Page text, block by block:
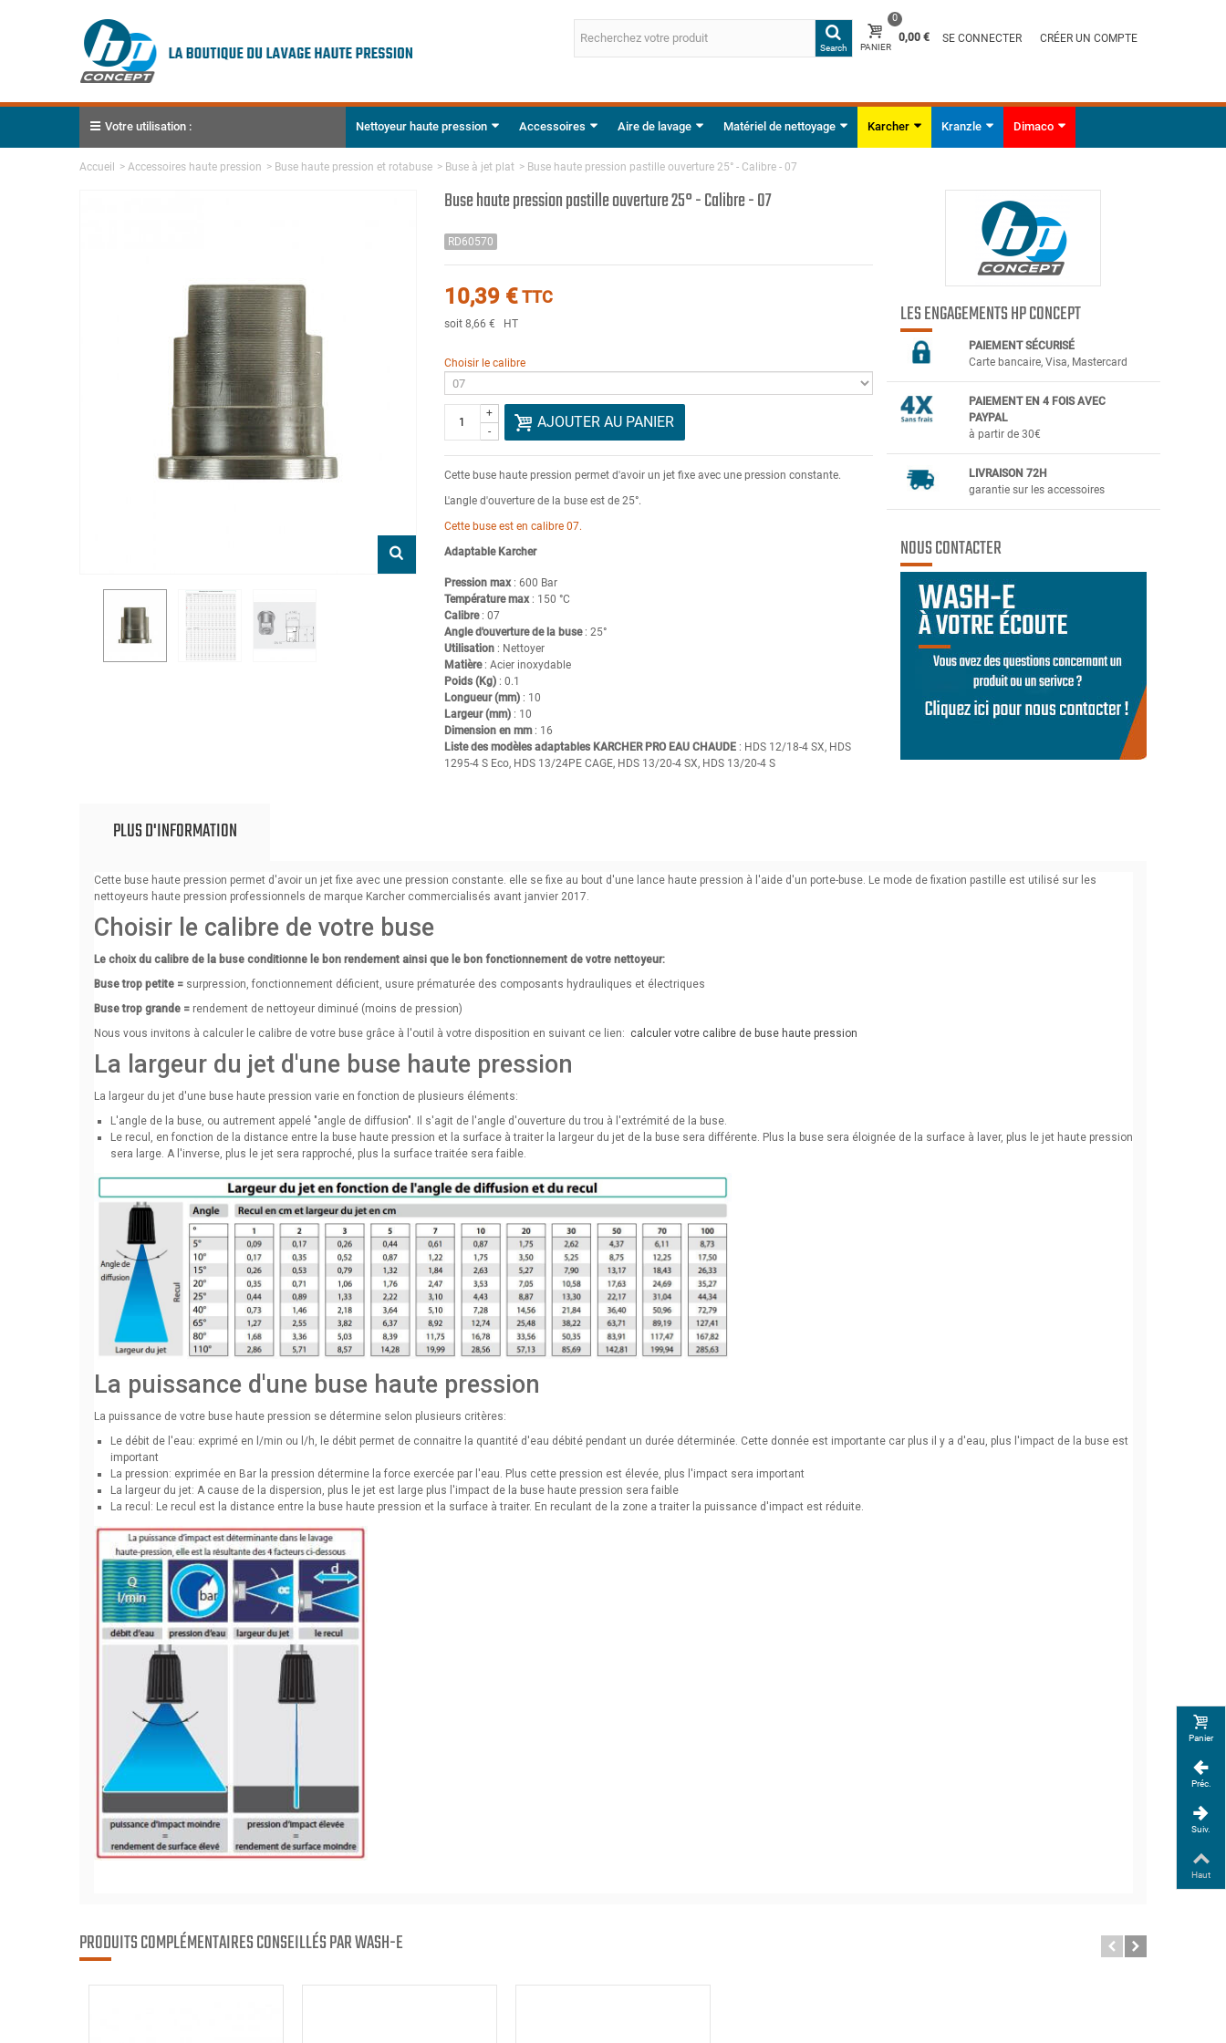
Search PANIER
0
0,00 € SE CONNECTER CRÉER UN COMPTE
Votre utilisation : Nettoyeur haute pression Accessoires Aire de lavage Matériel de nettoyage Karcher Kranzle Dimaco
Accueil > Accessoires haute pression > Buse haute pression et rotabuse > Buse à jet plat > Buse haute pression pastille ouverture 25° - Calibre - 07
Buse haute pression pastille ouverture 25° - Calibre - 07
RD60570
10,39 €TTC
soit 8,66 € HT
Choisir le calibre
-
+ AJOUTER AU PANIER
Cette buse haute pression permet d'avoir un jet fixe avec une pression constante.
L'angle d'ouverture de la buse est de 25°.
Cette buse est en calibre 07.
Adaptable Karcher
Pression max: 600 Bar
Température max: 150 °C
Calibre: 07
Angle d'ouverture de la buse: 25°
Utilisation: Nettoyer
Matière: Acier inoxydable
Poids (Kg): 0.1
Longueur (mm): 10
Largeur (mm): 10
Dimension en mm: 16
Liste des modèles adaptables KARCHER PRO EAU CHAUDE: HDS 12/18-4 SX, HDS
1295-4 S Eco, HDS 13/24PE CAGE, HDS 13/20-4 SX, HDS 13/20-4 S
LES ENGAGEMENTS HP CONCEPT
PAIEMENT SÉCURISÉ
Carte bancaire, Visa, Mastercard
PAIEMENT EN 4 FOIS AVEC
PAYPAL
à partir de 30€
LIVRAISON 72H
garantie sur les accessoires
NOUS CONTACTER
PLUS D'INFORMATION
PRODUITS COMPLÉMENTAIRES CONSEILLÉS PAR WASH-E
Panier
Préc.
Suiv.
Haut